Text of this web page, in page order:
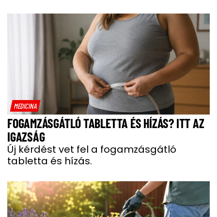
MEDICINA
FOGAMZÁSGÁTLÓ TABLETTA ÉS HÍZÁS? ITT AZ
IGAZSÁG
Új kérdést vet fel a fogamzásgátló
tabletta és hízás.